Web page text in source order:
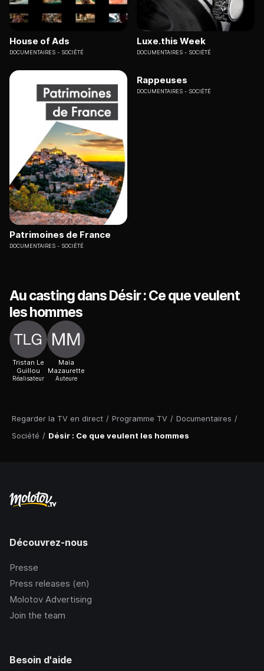
Regarder la TV en direct / Programme TV / Documentaires /
Société / Désir : Ce que veulent les hommes
House of Ads
DOCUMENTAIRES SOCIÉTÉ
Luxe.this Week
DOCUMENTAIRES SOCIÉTÉ
Patrimoines de France
DOCUMENTAIRES SOCIÉTÉ
Rappeuses
DOCUMENTAIRES SOCIÉTÉ
Au casting dans Désir : Ce que veulent
les hommes
Tristan Le
Guillou
Réalisateur
Maïa
Mazaurette
Auteure
Découvrez-nous
Presse
Press releases (en)
Molotov Advertising
Join the team
Besoin d'aide